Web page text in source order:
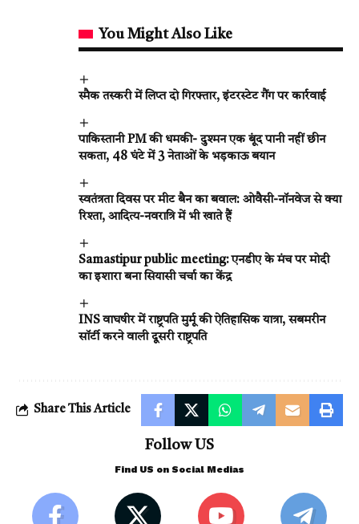
You Might Also Like
स्मैक तस्करी में लिप्त दो गिरफ्तार, इंटरस्टेट गैंग पर कार्रवाई
पाकिस्तानी PM की धमकी- दुश्मन एक बूंद पानी नहीं छीन
सकता, 48 घंटे में 3 नेताओं के भड़काऊ बयान
स्वतंत्रता दिवस पर मीट बैन का बवाल: ओवैसी-नॉनवेज से क्या
रिश्ता, आदित्य-नवरात्रि में भी खाते हैं
Samastipur public meeting: एनडीए के मंच पर मोदी
का इशारा बना सियासी चर्चा का केंद्र
INS वाघषीर में राष्ट्रपति मुर्मू की ऐतिहासिक यात्रा, सबमरीन
सॉर्टी करने वाली दूसरी राष्ट्रपति
Share This Article
Follow US
Find US on Social Medias